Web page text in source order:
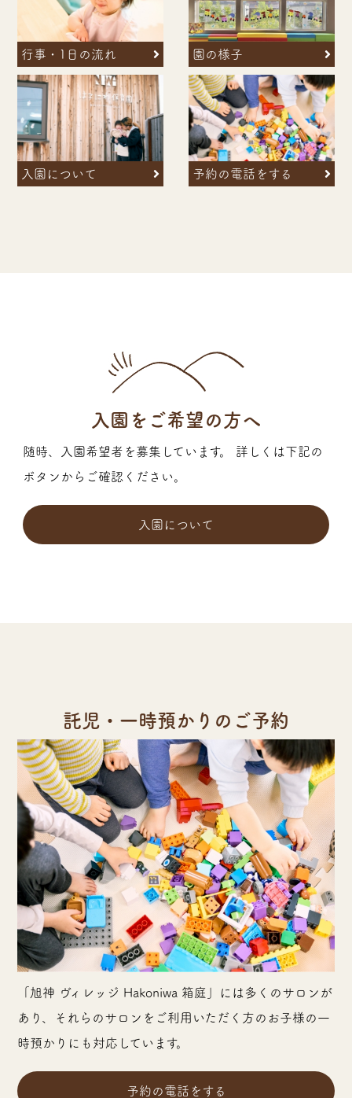
行事・1日の流れ 園の様子
入園について 予約の電話をする
入園をご希望の方へ
随時、入園希望者を募集しています。 詳しくは下記の
ボタンからご確認ください。
入園について
託児・一時預かりのご予約
「旭神 ヴィレッジ Hakoniwa 箱庭」には多くのサロンが
あり、それらのサロンをご利用いただく方のお子様の一
時預かりにも対応しています。
予約の電話をする